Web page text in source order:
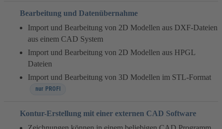
Bearbeitung und Datenübernahme
Import und Bearbeitung von 2D Modellen aus DXF-Dateien
aus einem CAD System
Import und Bearbeitung von 2D Modellen aus HPGL
Dateien
Import und Bearbeitung von 3D Modellen im STL-Format
nur PROFI
Kontur-Erstellung mit einer externen CAD Software